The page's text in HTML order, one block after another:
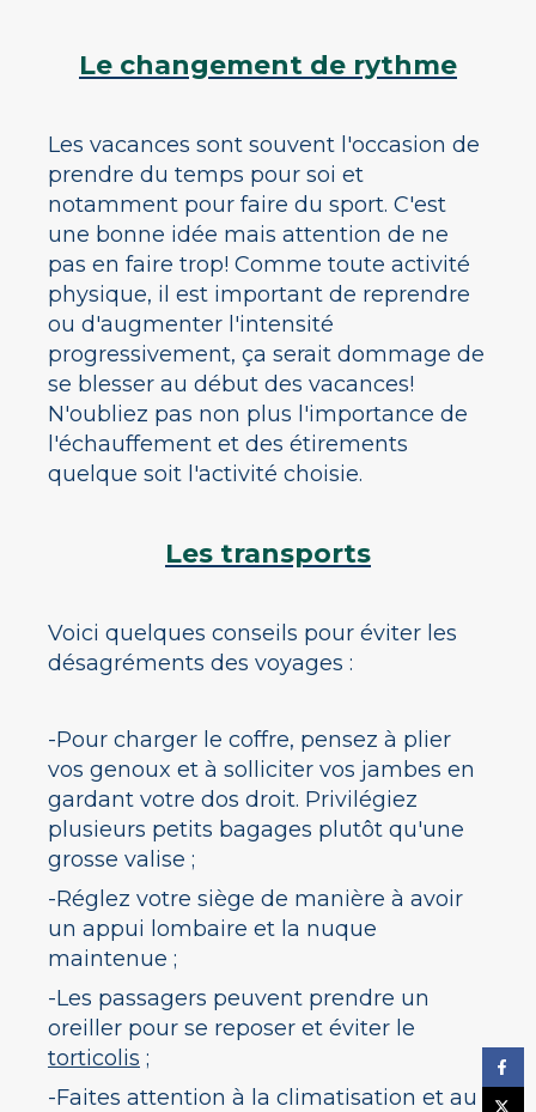
Le changement de rythme
Les vacances sont souvent l'occasion de
prendre du temps pour soi et
notamment pour faire du sport. C'est
une bonne idée mais attention de ne
pas en faire trop! Comme toute activité
physique, il est important de reprendre
ou d'augmenter l'intensité
progressivement, ça serait dommage de
se blesser au début des vacances!
N'oubliez pas non plus l'importance de
l'échauffement et des étirements
quelque soit l'activité choisie.
Les transports
Voici quelques conseils pour éviter les
désagréments des voyages :
-Pour charger le coffre, pensez à plier
vos genoux et à solliciter vos jambes en
gardant votre dos droit. Privilégiez
plusieurs petits bagages plutôt qu'une
grosse valise ;
-Réglez votre siège de manière à avoir
un appui lombaire et la nuque
maintenue ;
-Les passagers peuvent prendre un
oreiller pour se reposer et éviter le
torticolis ;
-Faites attention à la climatisation et au